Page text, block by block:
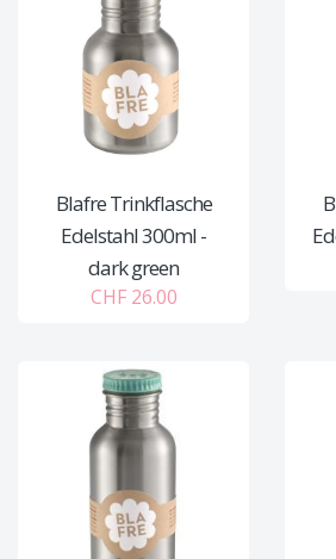
Blafre Trinkflasche
Edelstahl 300ml -
dark green
CHF 26.00